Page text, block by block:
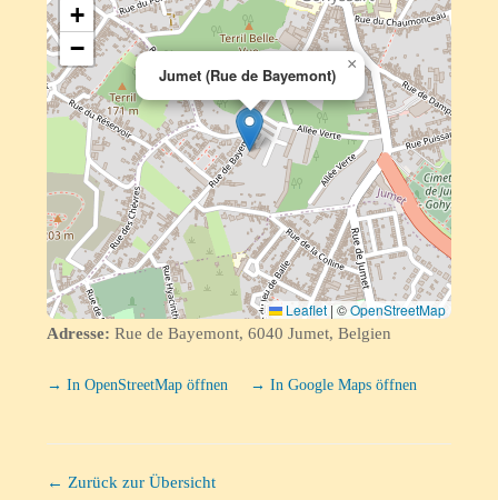
Jumet (Rue de Bayemont)
×
+
−
Leaflet | ©OpenStreetMap
Adresse: Rue de Bayemont, 6040 Jumet, Belgien
→ In OpenStreetMap öffnen → In Google Maps öffnen
← Zurück zur Übersicht